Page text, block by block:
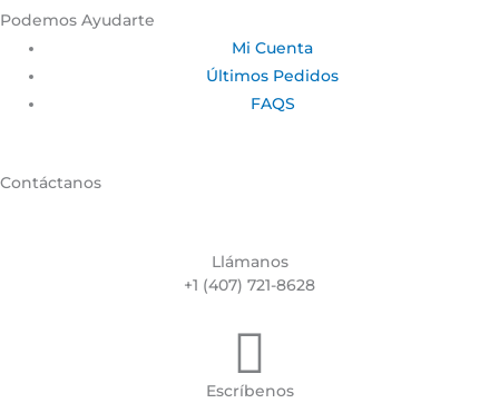
Podemos Ayudarte
Mi Cuenta
Últimos Pedidos
FAQS
Contáctanos
Llámanos
+1 (407) 721-8628
Escríbenos